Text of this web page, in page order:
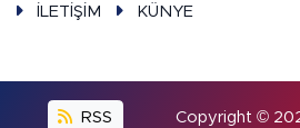
İLETİŞİM KÜNYE
RSS Copyright ©